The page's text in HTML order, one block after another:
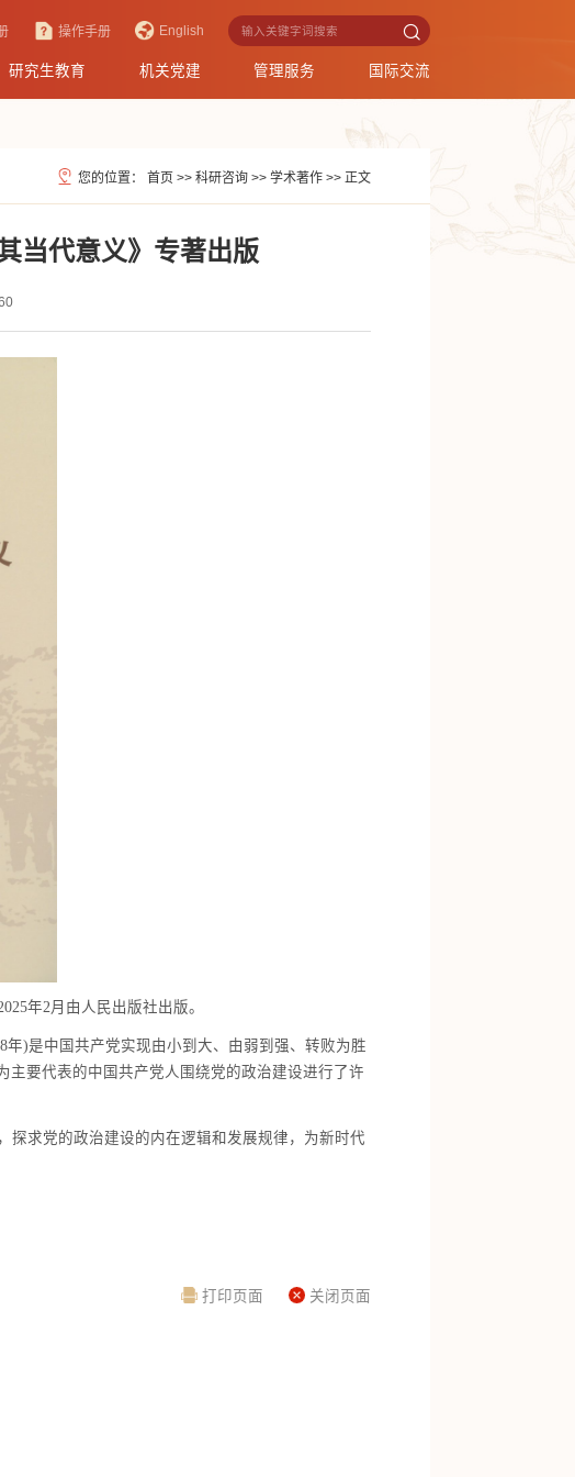
操作手册 English
研究生教育 机关党建 管理服务 国际交流
您的位置： 首页 >> 科研咨询 >> 学术著作 >> 正文
当代意义》专著出版
5年2月由人民出版社出版。
)是中国共产党实现由小到大、由弱到强、转败为胜
要代表的中国共产党人围绕党的政治建设进行了许
探求党的政治建设的内在逻辑和发展规律，为新时代
打印页面 关闭页面